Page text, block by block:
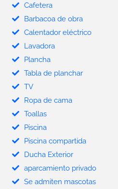
Cafetera
Barbacoa de obra
Calentador eléctrico
Lavadora
Plancha
Tabla de planchar
TV
Ropa de cama
Toallas
Piscina
Piscina compartida
Ducha Exterior
aparcamiento privado
Se admiten mascotas